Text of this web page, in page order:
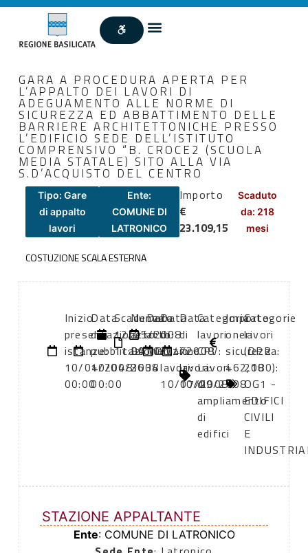
GARA A PROCEDURA APERTA PER
L’APPALTO DEI LAVORI DI
ADEGUAMENTO ALLE NORME DI
SICUREZZA ED ABBATTIMENTO DELLE
BARRIERE ARCHITETTONICHE PRESSO
L’EDIFICIO SEDE DELL’ISTITUTO
COMPRENSIVO “B. CROCE2 (SCUOLA
MEDIA STATALE) SITO ALLA VIA
S.D’ACQUISTO DEL CENTRO
Tipo: Gare
di appalto
lavori
Ente:
COMUNE DI
LATRONICO
Importo
€
23.109,15
Scaduto
da: 218
mesi
COSTUZIONE SCALA ESTERNA
Inizio
presentazione
istanze:
10/04/2008
00:00
Data
di
pubblicazione:
10/04/2008
00:00
Scadenza:
12/05/2008
11:00
Numero
atto:
BANDO
3634
Data
atto:
10/04/2008
Data
di
inizio
lavori:
10/07/2008
Data
di
fine
lavori:
10/09/2008
Categoria
lavori
CPV:
Lavori
di
ampliamento
di
edifici
Importo
oneri
sicurezza:
462,18
Categorie
lavori
(DPR
2000):
OG1 -
EDIFICI
CIVILI
E
STAZIONE APPALTANTE
Ente: COMUNE DI LATRONICO